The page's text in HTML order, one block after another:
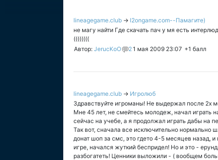
lineagegame.club → l2ongame.com--Памагите)
не магу найти Где скачать пач у мя есть
((((((((
Автор: JerucKoO 21 мая 2009 23:07 +1 балл
lineagegame.club → Игролюб
Здравствуйте игроманы! Не выдержал после 2х
Мне 45 лет, не смейтесь молодеж, начал играть
сейчас на учебе, а я продолжал играть дабы на
Так вот, сначала все исключительно нормально
донат шоп за смс, это гдето 4-5 месяцев назад, и
игре, начался жуткий беспридел! Но и это -
разбогатеть! Ценники выложили - ( вообщем